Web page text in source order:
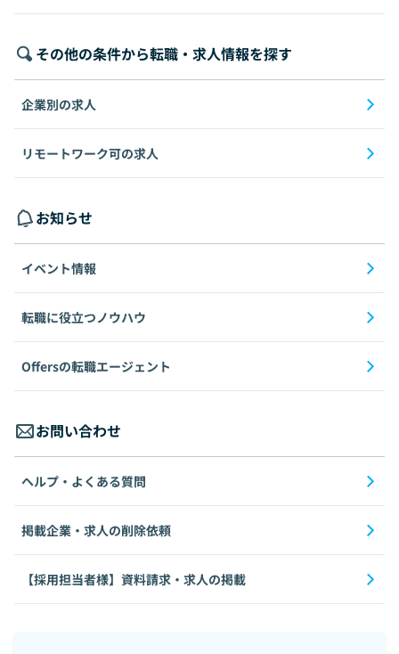
その他の条件から転職・求人情報を探す
企業別の求人
リモートワーク可の求人
お知らせ
イベント情報
転職に役立つノウハウ
Offersの転職エージェント
お問い合わせ
ヘルプ・よくある質問
掲載企業・求人の削除依頼
【採用担当者様】資料請求・求人の掲載